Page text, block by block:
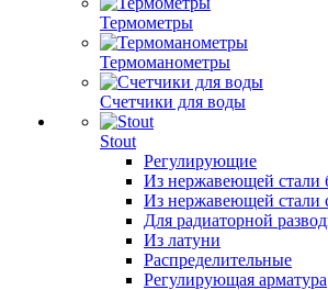
Термометры
Термоманометры
Счетчики для воды
Stout
Регулирующие
Из нержавеющей стали
Из нержавеющей стали
Для радиаторной
Из латуни
Распределительные
Регулирующая арматура